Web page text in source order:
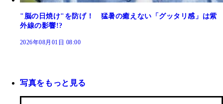
"脳の日焼け"を防げ！ 猛暑の癒えない「グッタリ感」は紫
外線の影響!?
2026年08月01日 08:00
写真をもっと見る